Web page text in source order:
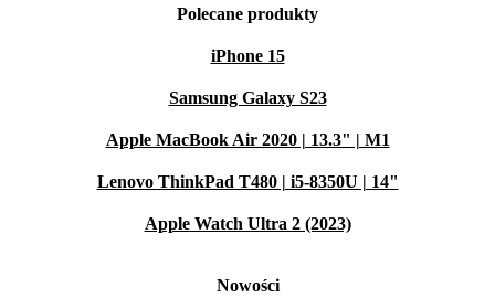
Polecane produkty
iPhone 15
Samsung Galaxy S23
Apple MacBook Air 2020 | 13.3" | M1
Lenovo ThinkPad T480 | i5-8350U | 14"
Apple Watch Ultra 2 (2023)
Nowości